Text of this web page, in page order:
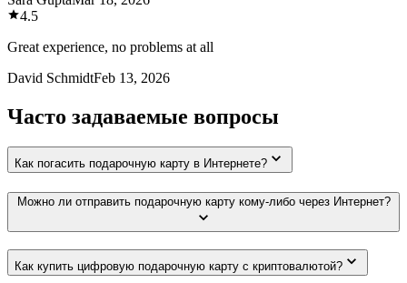
4.5
Great experience, no problems at all
David SchmidtFeb 13, 2026
Часто задаваемые вопросы
Как погасить подарочную карту в Интернете?
Можно ли отправить подарочную карту кому-либо через Интернет?
Как купить цифровую подарочную карту с криптовалютой?